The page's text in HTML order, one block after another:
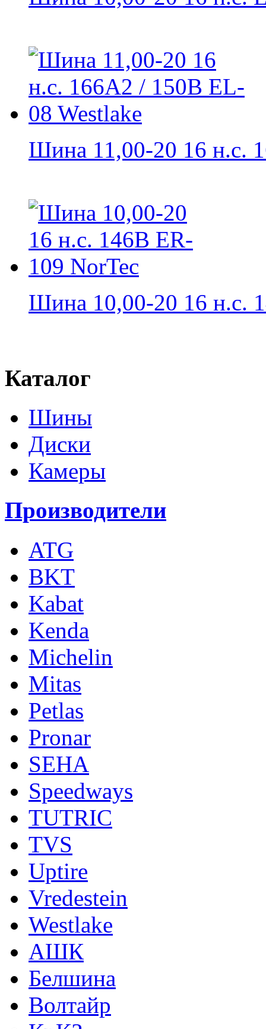
Шина 11,00-20 16 н.с.
Шина 10,00-20 16 н.с.
Каталог
Шины
Диски
Камеры
Производители
ATG
BKT
Kabat
Kenda
Michelin
Mitas
Petlas
Pronar
SEHA
Speedways
TUTRIC
TVS
Uptire
Vredestein
Westlake
АШК
Белшина
Волтайр